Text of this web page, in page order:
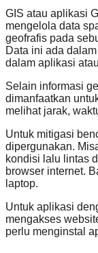
GIS atau aplikasi
mengelola data
geofrafis pada
Data ini ada
dalam aplikasi
Selain informasi
dimanfaatkan
melihat jarak,
Untuk mitigasi
dipergunakan.
kondisi lalu lintas
browser internet.
laptop.
Untuk aplikasi
mengakses
perlu menginstal